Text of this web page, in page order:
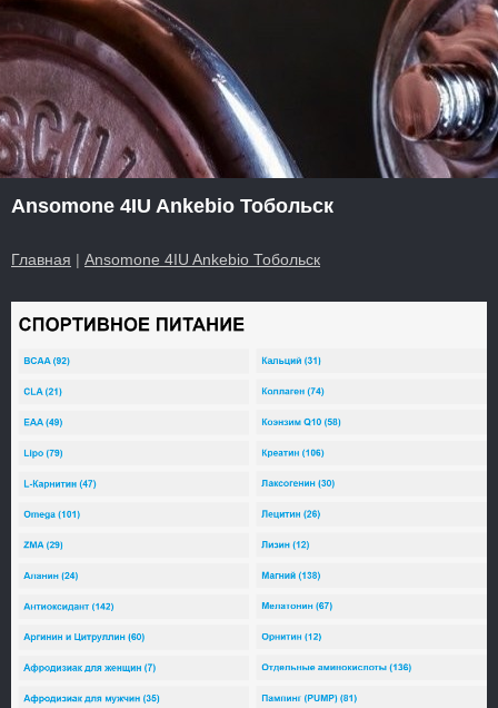
Ansomone 4IU Ankebio Тобольск
Главная | Ansomone 4IU Ankebio Тобольск